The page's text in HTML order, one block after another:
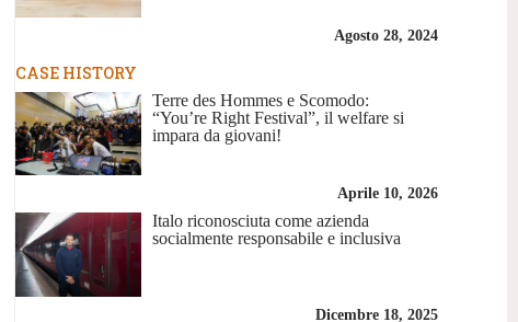
Agosto 28, 2024
CASE HISTORY
Terre des Hommes e Scomodo:
“You’re Right Festival”, il welfare si
impara da giovani!
Aprile 10, 2026
Italo riconosciuta come azienda
socialmente responsabile e inclusiva
Dicembre 18, 2025